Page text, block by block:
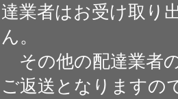
達業者はお受け取り
ん。
その他の配達業者
ご返送となりますの